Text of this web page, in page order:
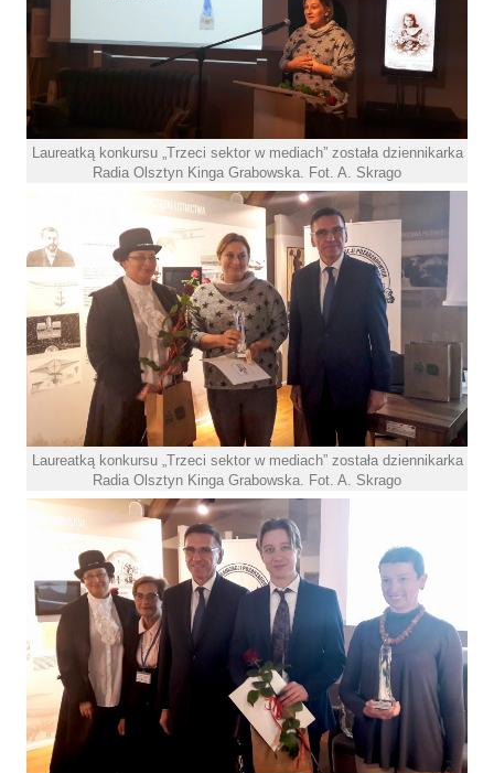
Laureatką konkursu „Trzeci sektor w mediach” została dziennikarka
Radia Olsztyn Kinga Grabowska. Fot. A. Skrago
Laureatką konkursu „Trzeci sektor w mediach” została dziennikarka
Radia Olsztyn Kinga Grabowska. Fot. A. Skrago